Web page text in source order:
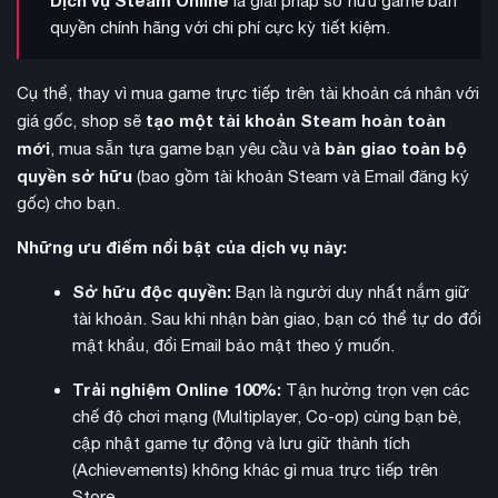
xác dựa trên thực tế, bao gồm hơn 60 thành phố lớn cùng
Không chỉ dừng lại ở việc lái xe, game còn tích hợp chiều sâu
của thể loạiquản lý doanh nghiệp(Tycoon). Sau khi tích lũy
quyền chính hãng với chi phí cực kỳ tiết kiệm.
Cụ thể, thay vì mua game trực tiếp trên tài khoản cá nhân với
giá gốc, shop sẽ tạo một tài khoản Steam hoàn toàn
mới, mua sẵn tựa game bạn yêu cầu và bàn giao toàn bộ
quyền sở hữu (bao gồm tài khoản Steam và Email đăng ký
gốc) cho bạn.
Những ưu điểm nổi bật của dịch vụ này:
Sở hữu độc quyền:Bạn là người duy nhất nắm giữ
tài khoản. Sau khi nhận bàn giao, bạn có thể tự do đổi
mật khẩu, đổi Email bảo mật theo ý muốn.
Trải nghiệm Online 100%:Tận hưởng trọn vẹn các
chế độ chơi mạng (Multiplayer, Co-op) cùng bạn bè,
cập nhật game tự động và lưu giữ thành tích
(Achievements) không khác gì mua trực tiếp trên